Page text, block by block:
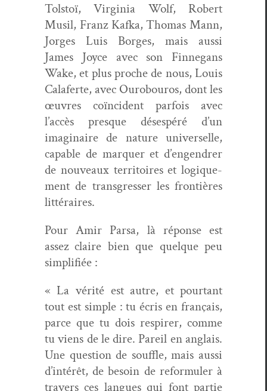
Tol­stoï, Vir­ginia Wolf, Robert
Musil, Franz Kaf­ka, Thomas Mann,
Jorges Luis Borges, mais aus­si
James Joyce avec son Finnegans
Wake, et plus proche de nous, Louis
Calaferte, avec Ourobouros, dont les
œuvres coïn­ci­dent par­fois avec
l’accès presque dés­espéré d’un
imag­i­naire de nature uni­verselle,
capa­ble de mar­quer et d’engendrer
de nou­veaux ter­ri­toires et logique­
ment de trans­gress­er les fron­tières
littéraires.
Pour Amir Parsa, là réponse est
assez claire bien que quelque peu
simplifiée :
« La vérité est autre, et pour­tant
tout est sim­ple : tu écris en français,
parce que tu dois respir­er, comme
tu viens de le dire. Pareil en anglais.
Une ques­tion de souf­fle, mais aus­si
d’intérêt, de besoin de refor­muler à
tra­vers ces langues qui font par­tie